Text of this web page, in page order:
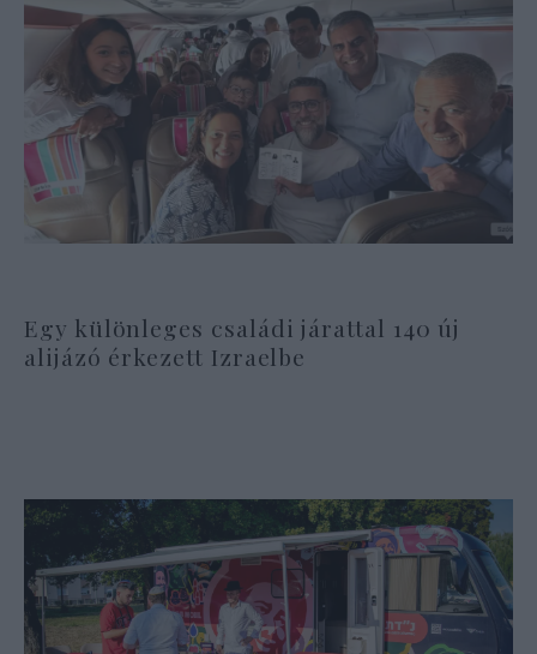
Egy különleges családi járattal 140 új
alijázó érkezett Izraelbe